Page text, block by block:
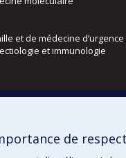
et de médecine d’urgence
et immunologie
de